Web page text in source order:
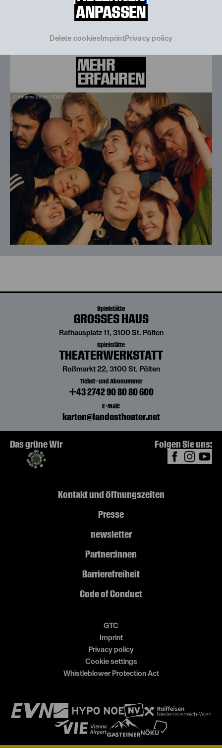
ANPASSEN
Delete cookies Imprint Privacy policy
© Katarina Šoškić / EXEX
Vier Uraufführungen, drei österreichische
Erstaufführungen, internationale Gastspiele,
viele Kooperationen und partizipative
Initiativen...
MEHR
ERFAHREN
Spielstätte
GROSSES HAUS
Rathausplatz 11, 3100 St. Pölten
Spielstätte
THEATERWERKSTATT
Roßmarkt 22, 3100 St. Pölten
Ticket- und Abonummer
+43 2742 90 80 80 600
E-Mail:
karten@landestheater.net
Das grüne Wir Folgen Sie uns:
Kontakt und Öffnungszeiten
Presse
newsletter
Partner:innen
Barrierefreiheit
Code of Conduct
GTC
Imprint
Privacy policy
Cookie settings
Whistleblower Protection Act